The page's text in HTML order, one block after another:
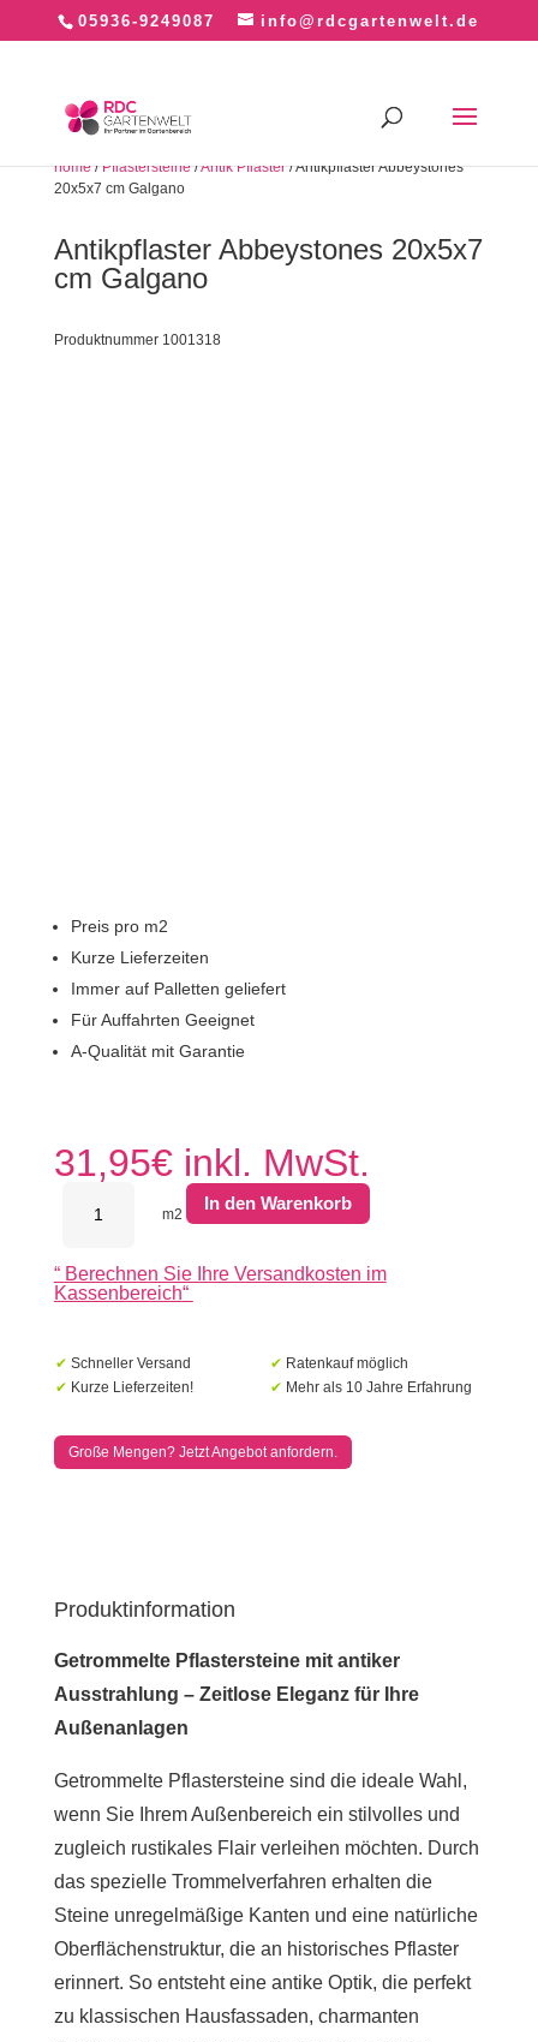
05936-9249087 info@rdcgartenwelt.de
home/Pflastersteine/Antik Pflaster/ Antikpflaster Abbeystones
20x5x7 cm Galgano
Antikpflaster Abbeystones 20x5x7
cm Galgano
Produktnummer 1001318
Preis pro m2
Kurze Lieferzeiten
Immer auf Palletten geliefert
Für Auffahrten Geeignet
A-Qualität mit Garantie
31,95€ inkl. MwSt.
Abbeystones
Galgano
Menge
m2
In den Warenkorb
“ Berechnen Sie Ihre Versandkosten im
Kassenbereich“
✔ Schneller Versand ✔ Ratenkauf möglich
✔ Kurze Lieferzeiten! ✔ Mehr als 10 Jahre Erfahrung
Große Mengen? Jetzt Angebot anfordern.
Produktinformation
Getrommelte Pflastersteine mit antiker
Ausstrahlung – Zeitlose Eleganz für Ihre
Außenanlagen
Getrommelte Pflastersteine sind die ideale Wahl,
wenn Sie Ihrem Außenbereich ein stilvolles und
zugleich rustikales Flair verleihen möchten. Durch
das spezielle Trommelverfahren erhalten die
Steine unregelmäßige Kanten und eine natürliche
Oberflächenstruktur, die an historisches Pflaster
erinnert. So entsteht eine antike Optik, die perfekt
zu klassischen Hausfassaden, charmanten